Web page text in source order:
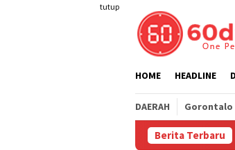
tutup
HOME HEADLINE
DAERAH Gorontalo
Berita Terbaru